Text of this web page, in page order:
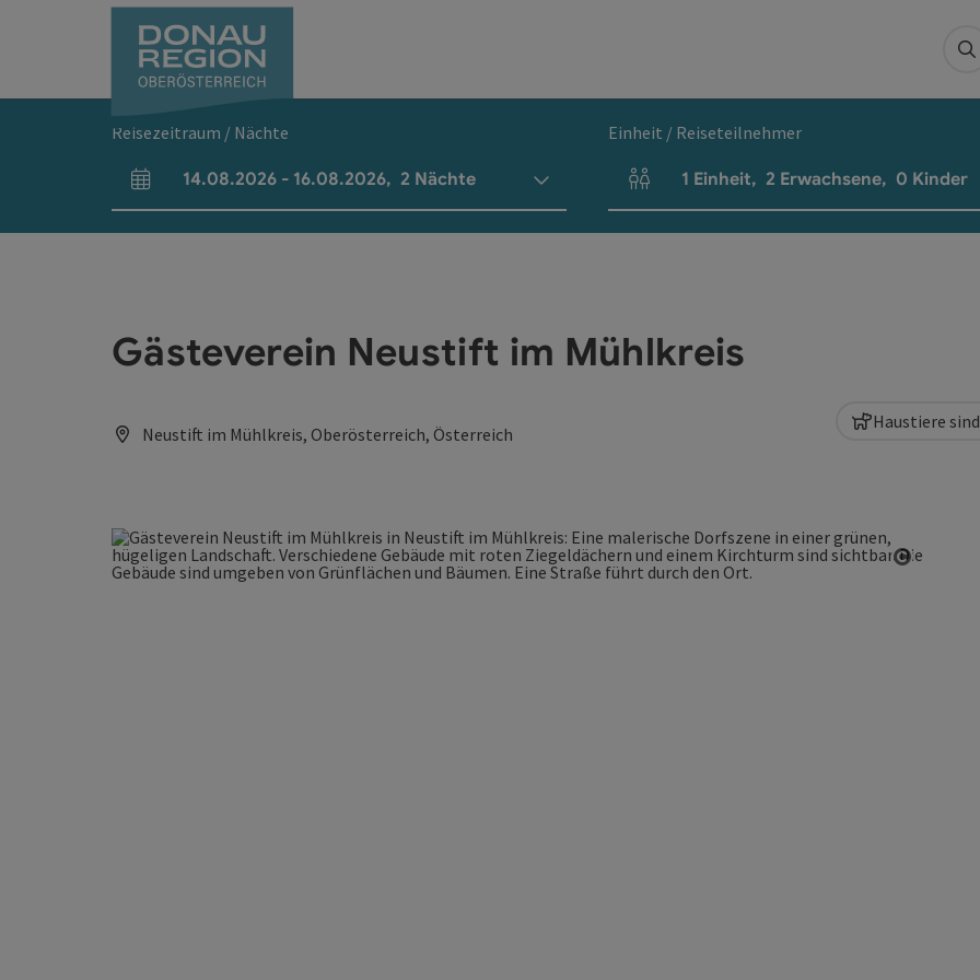
Reisezeitraum / Nächte
An- und Abreisefelder
14.08.2026 - 16.08.2026, 2 Nächte
Einheit / Reiseteilnehmer
Einheitenanzahl und Personenfelder
1 Einheit, 2 Erwachsene, 0 Kinder
Gästeverein Neustift im Mühlkreis
Neustift im Mühlkreis, Oberösterreich, Österreich
Haustiere